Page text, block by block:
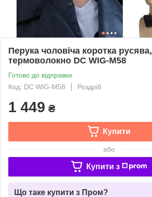
Перука чоловіча коротка русява,
термоволокно DC WIG-M58
Готово до відправки
Код: DC WIG-M58
Роздріб
1 449 ₴
Купити
або
Купити з
Що таке купити з Пром?